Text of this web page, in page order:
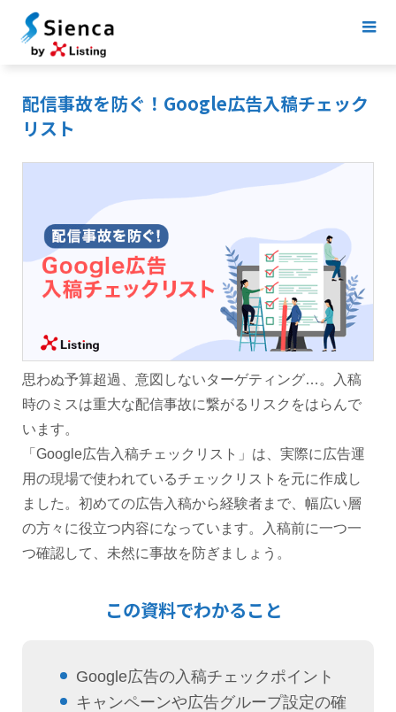
配信事故を防ぐ！Google広告入稿チェック
リスト
思わぬ予算超過、意図しないターゲティング…。入稿
時のミスは重大な配信事故に繋がるリスクをはらんで
います。
「Google広告入稿チェックリスト」は、実際に広告運
用の現場で使われているチェックリストを元に作成し
ました。初めての広告入稿から経験者まで、幅広い層
の方々に役立つ内容になっています。入稿前に一つ一
つ確認して、未然に事故を防ぎましょう。
この資料でわかること
Google広告の入稿チェックポイント
キャンペーンや広告グループ設定の確